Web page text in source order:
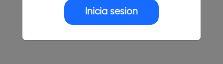
Inicia sesión